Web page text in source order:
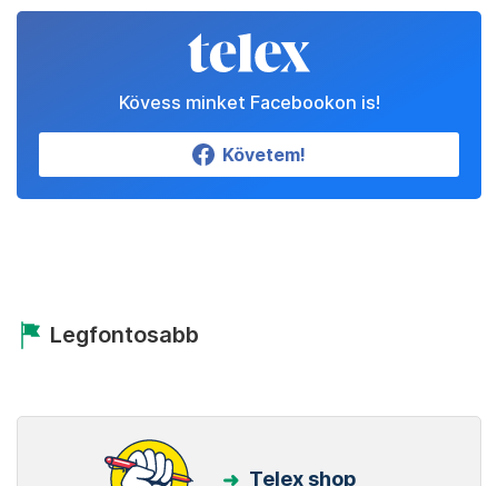
Kövess minket Facebookon is!
Követem!
Legfontosabb
Telex shop